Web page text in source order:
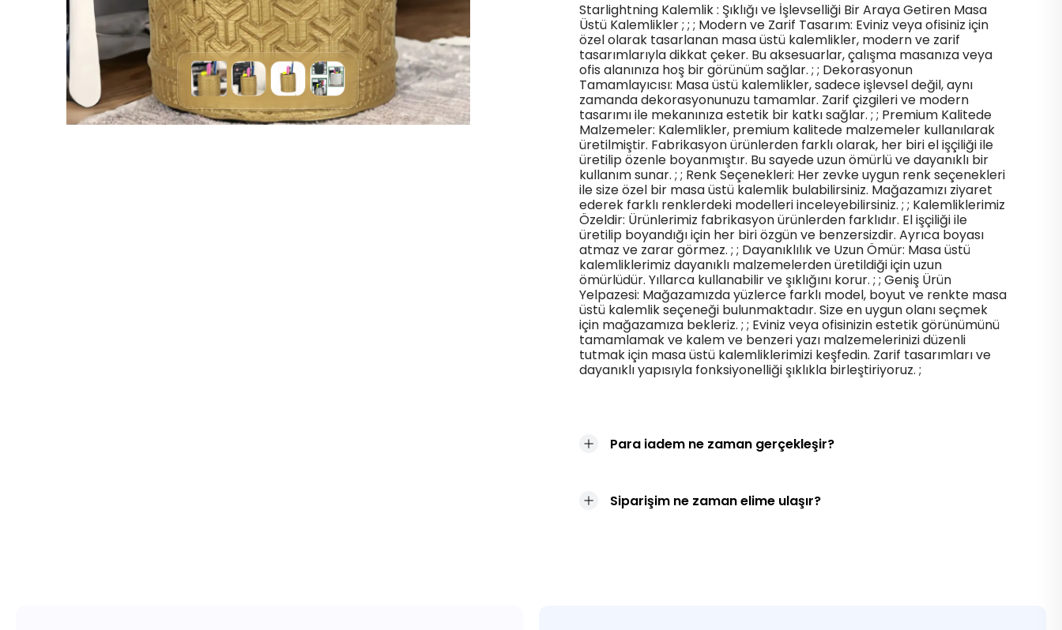
Starlightning Kalemlik : Şıklığı ve İşlevselliği Bir Araya Getiren Masa
Üstü Kalemlikler ; ; ; Modern ve Zarif Tasarım: Eviniz veya ofisiniz için
özel olarak tasarlanan masa üstü kalemlikler, modern ve zarif
tasarımlarıyla dikkat çeker. Bu aksesuarlar, çalışma masanıza veya
ofis alanınıza hoş bir görünüm sağlar. ; ; Dekorasyonun
Tamamlayıcısı: Masa üstü kalemlikler, sadece işlevsel değil, aynı
zamanda dekorasyonunuzu tamamlar. Zarif çizgileri ve modern
tasarımı ile mekanınıza estetik bir katkı sağlar. ; ; Premium Kalitede
Malzemeler: Kalemlikler, premium kalitede malzemeler kullanılarak
üretilmiştir. Fabrikasyon ürünlerden farklı olarak, her biri el işçiliği ile
üretilip özenle boyanmıştır. Bu sayede uzun ömürlü ve dayanıklı bir
kullanım sunar. ; ; Renk Seçenekleri: Her zevke uygun renk seçenekleri
ile size özel bir masa üstü kalemlik bulabilirsiniz. Mağazamızı ziyaret
ederek farklı renklerdeki modelleri inceleyebilirsiniz. ; ; Kalemliklerimiz
Özeldir: Ürünlerimiz fabrikasyon ürünlerden farklıdır. El işçiliği ile
üretilip boyandığı için her biri özgün ve benzersizdir. Ayrıca boyası
atmaz ve zarar görmez. ; ; Dayanıklılık ve Uzun Ömür: Masa üstü
kalemliklerimiz dayanıklı malzemelerden üretildiği için uzun
ömürlüdür. Yıllarca kullanabilir ve şıklığını korur. ; ; Geniş Ürün
Yelpazesi: Mağazamızda yüzlerce farklı model, boyut ve renkte masa
üstü kalemlik seçeneği bulunmaktadır. Size en uygun olanı seçmek
için mağazamıza bekleriz. ; ; Eviniz veya ofisinizin estetik görünümünü
tamamlamak ve kalem ve benzeri yazı malzemelerinizi düzenli
tutmak için masa üstü kalemliklerimizi keşfedin. Zarif tasarımları ve
dayanıklı yapısıyla fonksiyonelliği şıklıkla birleştiriyoruz. ;
Para iadem ne zaman gerçekleşir?
Siparişim ne zaman elime ulaşır?